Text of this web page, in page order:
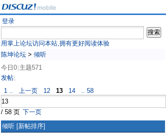
登录
用掌上论坛访问本站,拥有更好阅读体验
陈坤论坛 > 倾听
今日0 主题571
发帖
1 .. 上一页 12 13 14 .. 58
/ 58 页 下一页
倾听 [新帖排序]